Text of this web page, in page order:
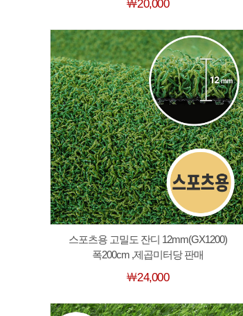
￦20,000
스포츠용 고밀도 잔디 12mm(GX1200)
폭200cm ,제곱미터당 판매
￦24,000